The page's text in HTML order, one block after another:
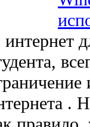
интернет
.